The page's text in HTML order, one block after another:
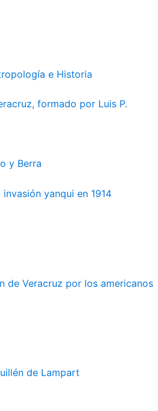
e Historia
formado por Luis P.
y Berra
yanqui en 1914
de Veracruz por los americanos
de Lampart